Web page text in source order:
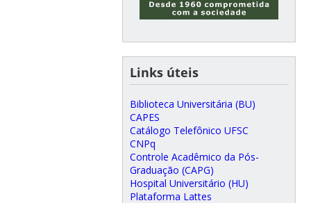
Links úteis
Biblioteca Universitária (BU)
CAPES
Catálogo Telefônico UFSC
CNPq
Controle Acadêmico da Pós-
Graduação (CAPG)
Hospital Universitário (HU)
Plataforma Lattes